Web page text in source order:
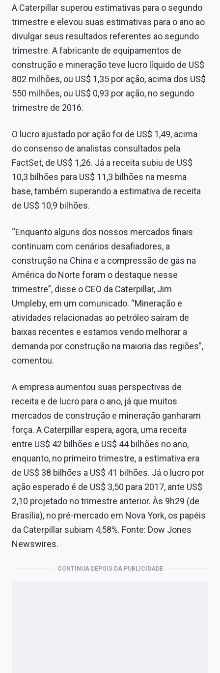
Empresas
Política
Internacional
Marketing
Tecnologia
Expediente
A Caterpillar superou estimativas para o segundo
trimestre e elevou suas estimativas para o ano ao
divulgar seus resultados referentes ao segundo
trimestre. A fabricante de equipamentos de
construção e mineração teve lucro líquido de US$
802 milhões, ou US$ 1,35 por ação, acima dos US$
550 milhões, ou US$ 0,93 por ação, no segundo
trimestre de 2016.
O lucro ajustado por ação foi de US$ 1,49, acima
do consenso de analistas consultados pela
FactSet, de US$ 1,26. Já a receita subiu de US$
10,3 bilhões para US$ 11,3 bilhões na mesma
base, também superando a estimativa de receita
de US$ 10,9 bilhões.
“Enquanto alguns dos nossos mercados finais
continuam com cenários desafiadores, a
construção na China e a compressão de gás na
América do Norte foram o destaque nesse
trimestre”, disse o CEO da Caterpillar, Jim
Umpleby, em um comunicado. “Mineração e
atividades relacionadas ao petróleo saíram de
baixas recentes e estamos vendo melhorar a
demanda por construção na maioria das regiões”,
comentou.
A empresa aumentou suas perspectivas de
receita e de lucro para o ano, já que muitos
mercados de construção e mineração ganharam
força. A Caterpillar espera, agora, uma receita
entre US$ 42 bilhões e US$ 44 bilhões no ano,
enquanto, no primeiro trimestre, a estimativa era
de US$ 38 bilhões a US$ 41 bilhões. Já o lucro por
ação esperado é de US$ 3,50 para 2017, ante US$
2,10 projetado no trimestre anterior. Às 9h29 (de
Brasília), no pré-mercado em Nova York, os papéis
da Caterpillar subiam 4,58%. Fonte: Dow Jones
Newswires.
CONTINUA DEPOIS DA PUBLICIDADE